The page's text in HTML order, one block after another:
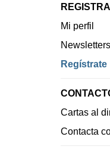
Mi perfil
Newsletters
Regístrate
Cartas al
Contacta